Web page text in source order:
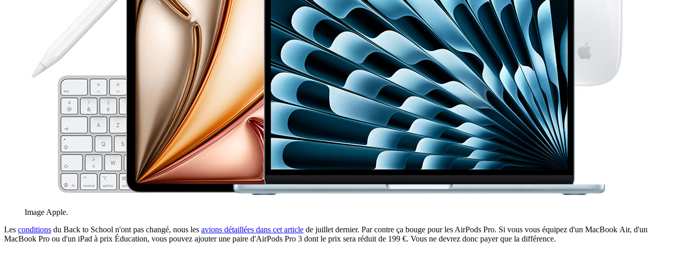
Image Apple.
Les conditions du Back to School n'ont pas changé, nous les avions détaillées dans cet article de juillet dernier. Par contre ça bouge pour les AirPods Pro. Si vous vous équipez d'un MacBook Air, d'un
MacBook Pro ou d'un iPad à prix Éducation, vous pouvez ajouter une paire d'AirPods Pro 3 dont le prix sera réduit de 199 €. Vous ne devrez donc payer que la différence.